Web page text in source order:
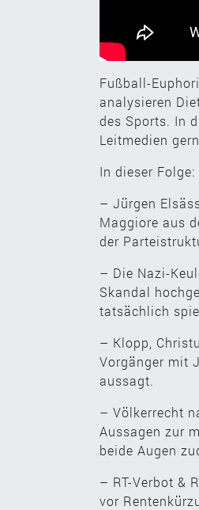
Fußball-
analysieren
des Sports. In
Leitmedien
In dieser Folge:
– Jürgen
Maggiore aus
der
– Die Nazi-
Skandal
tatsächlich
– Klopp,
Vorgänger mit
aussagt.
– Völkerrecht
Aussagen zur
beide Augen
– RT-Verbot &
vor